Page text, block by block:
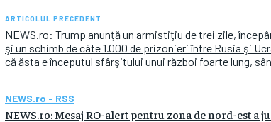
ARTICOLUL PRECEDENT
NEWS.ro: Trump anunţă un armistiţiu de trei zile,
şi un schimb de câte 1.000 de prizonieri între Rusia şi
că ăsta e începutul sfârşitului unui război foarte lung,
NEWS.ro - RSS
NEWS.ro: Mesaj RO-alert pentru zona de nord-est